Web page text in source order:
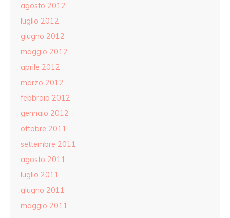
agosto 2012
luglio 2012
giugno 2012
maggio 2012
aprile 2012
marzo 2012
febbraio 2012
gennaio 2012
ottobre 2011
settembre 2011
agosto 2011
luglio 2011
giugno 2011
maggio 2011